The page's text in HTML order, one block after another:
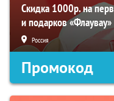
Скидка 1000р. на
и подарков «Флаувау»
Россия
Промокод